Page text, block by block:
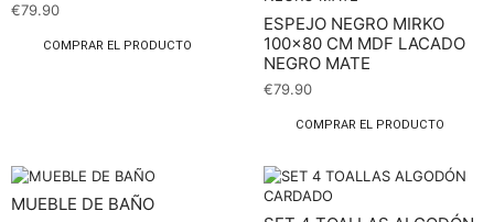
€79.90
COMPRAR EL PRODUCTO
ESPEJO NEGRO MIRKO
100×80 CM MDF LACADO
NEGRO MATE
€79.90
COMPRAR EL PRODUCTO
MUEBLE DE BAÑO